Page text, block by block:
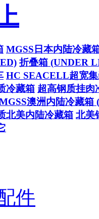
MGSS日本内陆冷藏
折叠箱 (UNDER
HC SEACELL超宽
冷藏箱 超高钢质挂肉
澳洲内陆冷藏
北美内陆冷藏箱 北美
件